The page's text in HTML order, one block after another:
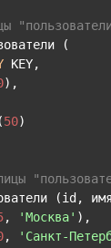
(
KEY,
),
(50)
(id,
, 'Москва' ),
, 'Санкт-